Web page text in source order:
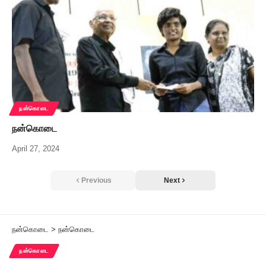
நன்கொடை
நன்கொடை
April 27, 2024
Previous Next
நன்கொடை > நன்கொடை
நன்கொடை